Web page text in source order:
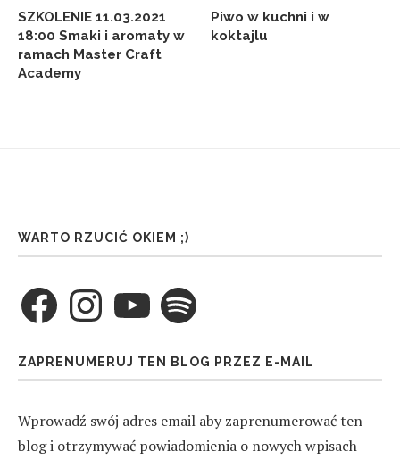
SZKOLENIE 11.03.2021
18:00 Smaki i aromaty w
ramach Master Craft
Academy
Piwo w kuchni i w
koktajlu
WARTO RZUCIĆ OKIEM ;)
FacebookInstagramYouTube Spotify
ZAPRENUMERUJ TEN BLOG PRZEZ E-MAIL
Wprowadź swój adres email aby zaprenumerować ten
blog i otrzymywać powiadomienia o nowych wpisach